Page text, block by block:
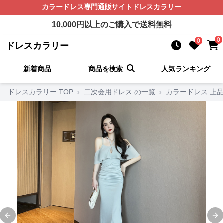
カラードレス専門通販サイト ドレスカラリー
10,000円以上のご購入で送料無料
ドレスカラリー 0 0
新着商品 商品を検索 人気ランキング
ドレスカラリー TOP › 二次会用ドレス の一覧 › カラードレス 上
Previous slide